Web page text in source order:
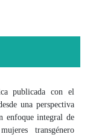
publicada con el
una perspectiva
enfoque integral de
transgénero